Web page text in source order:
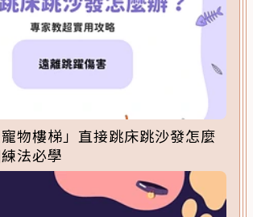
物樓梯」直接跳床跳沙發怎麼
法必學